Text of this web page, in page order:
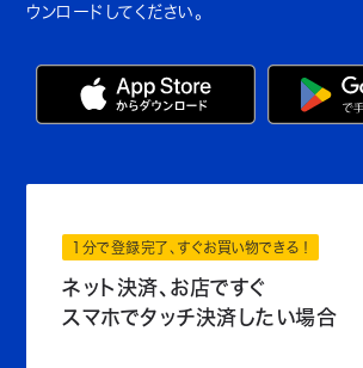
ウンロードしてください。
1分で登録完了、すぐお買い物できる！
ネット決済、お店ですぐ
スマホでタッチ決済したい場合